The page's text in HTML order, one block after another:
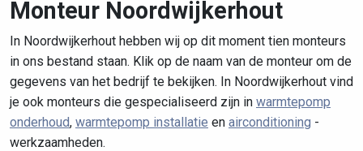
Monteur Noordwijkerhout
In Noordwijkerhout hebben wij op dit moment tien monteurs
in ons bestand staan. Klik op de naam van de monteur om de
gegevens van het bedrijf te bekijken. In Noordwijkerhout vind
je ook monteurs die gespecialiseerd zijn in warmtepomp
onderhoud, warmtepomp installatie en airconditioning -
werkzaamheden.